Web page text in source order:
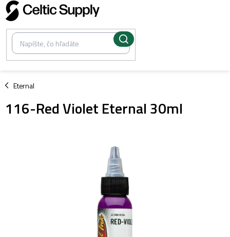
Prejsť
na
obsah
Eternal
/
116-Red Violet Eternal 30ml